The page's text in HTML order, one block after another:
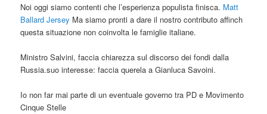
Noi oggi siamo contenti che l’esperienza populista finisca. Matt
Ballard Jersey Ma siamo pronti a dare il nostro contributo affinch
questa situazione non coinvolta le famiglie italiane.
Ministro Salvini, faccia chiarezza sul discorso dei fondi dalla
Russia.suo interesse: faccia querela a Gianluca Savoini.
Io non far mai parte di un eventuale governo tra PD e Movimento
Cinque Stelle